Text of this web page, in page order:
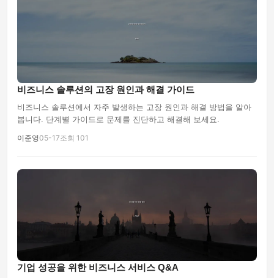
비즈니스 솔루션의 고장 원인과 해결 가이드
비즈니스 솔루션에서 자주 발생하는 고장 원인과 해결 방법을 알아
봅니다. 단계별 가이드로 문제를 진단하고 해결해 보세요.
이준영05-17조회 101
기업 성공을 위한 비즈니스 서비스 Q&A